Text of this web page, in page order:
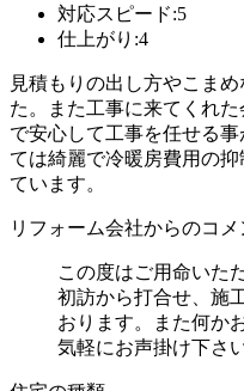
対応スピード:5
仕上がり:4
見積もりの出し方やこま
た。また工事に来てくれ
で安心して工事を任せる
ては綺麗で冷暖房費用の
ています。
リフォーム会社からのコメ
この度はご用命いた
初訪から打合せ、施
おります。また何か
気軽にお声掛け下さ